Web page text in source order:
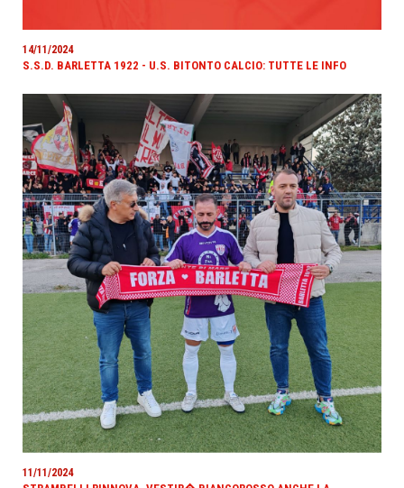
14/11/2024
S.S.D. BARLETTA 1922 - U.S. BITONTO CALCIO: TUTTE LE INFO
11/11/2024